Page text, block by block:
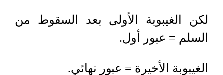
لكن الغيبوبة الأولى بعد السقوط من
السلم = عبور أول.
الغيبوبة الأخيرة = عبور نهائي.